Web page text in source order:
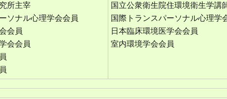
所主宰
ソナル心理学会会員
会員
会会員
国立公衆衛生院住環境衛生学講
国際トランスパーソナル心理学
日本臨床環境医学会会員
室内環境学会会員